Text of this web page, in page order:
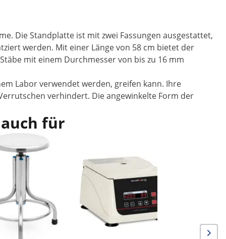
Die Standplatte ist mit zwei Fassungen ausgestattet,
werden. Mit einer Länge von 58 cm bietet der
mit einem Durchmesser von bis zu 16 mm
Labor verwendet werden, greifen kann. Ihre
verhindert. Die angewinkelte Form der
für